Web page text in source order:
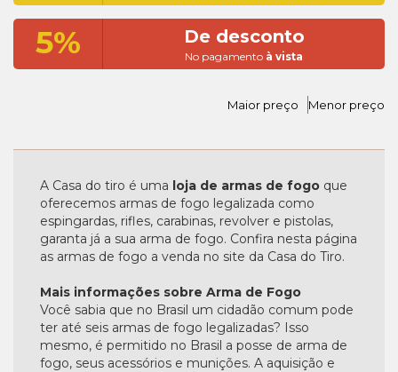
5% De desconto
No pagamento à vista
Maior preço Menor preço
A Casa do tiro é uma loja de armas de fogo que
oferecemos armas de fogo legalizada como
espingardas, rifles, carabinas, revolver e pistolas,
garanta já a sua arma de fogo. Confira nesta página
as armas de fogo a venda no site da Casa do Tiro.
Mais informações sobre Arma de Fogo
Você sabia que no Brasil um cidadão comum pode
ter até seis armas de fogo legalizadas? Isso
mesmo, é permitido no Brasil a posse de arma de
fogo, seus acessórios e munições. A aquisição e